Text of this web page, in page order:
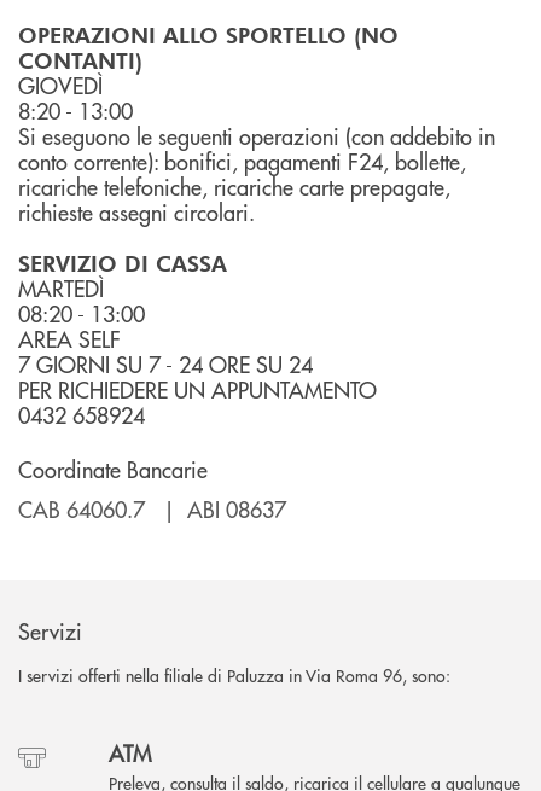
OPERAZIONI ALLO SPORTELLO (NO
CONTANTI)
GIOVEDÌ
8:20 - 13:00
Si eseguono le seguenti operazioni (con addebito in
conto corrente): bonifici, pagamenti F24, bollette,
ricariche telefoniche, ricariche carte prepagate,
richieste assegni circolari.
SERVIZIO DI CASSA
MARTEDÌ
08:20 - 13:00
AREA SELF
7 GIORNI SU 7 - 24 ORE SU 24
PER RICHIEDERE UN APPUNTAMENTO
0432 658924
Coordinate Bancarie
CAB 64060.7 | ABI 08637
Servizi
I servizi offerti nella filiale di Paluzza in Via Roma 96, sono:
ATM
Preleva, consulta il saldo, ricarica il cellulare a qualunque